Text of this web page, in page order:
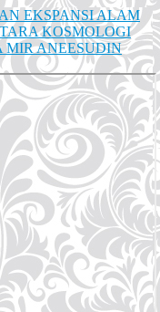
EKSPANSI ALAM
KOSMOLOGI
MIR ANEESUDIN